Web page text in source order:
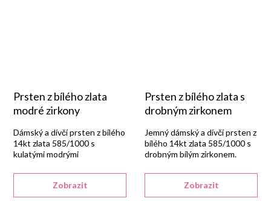
Prsten z bílého zlata
modré zirkony
Zobrazit
Dámský a dívčí prsten z bílého
14kt zlata 585/1000 s
kulatými modrými
provedení.
Prsten z bílého zlata s
drobným zirkonem
Zobrazit
Jemný dámský a dívčí prsten z
bílého 14kt zlata 585/1000 s
drobným bílým zirkonem.